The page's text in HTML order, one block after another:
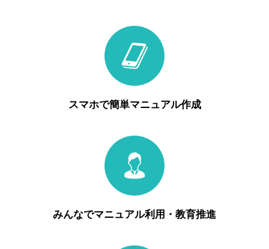
スマホで簡単マニュアル作成
みんなでマニュアル利用・教育推進